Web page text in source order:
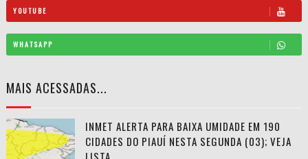
YOUTUBE
WHATSAPP
MAIS ACESSADAS...
INMET ALERTA PARA BAIXA UMIDADE EM 190
CIDADES DO PIAUÍ NESTA SEGUNDA (03); VEJA
LISTA